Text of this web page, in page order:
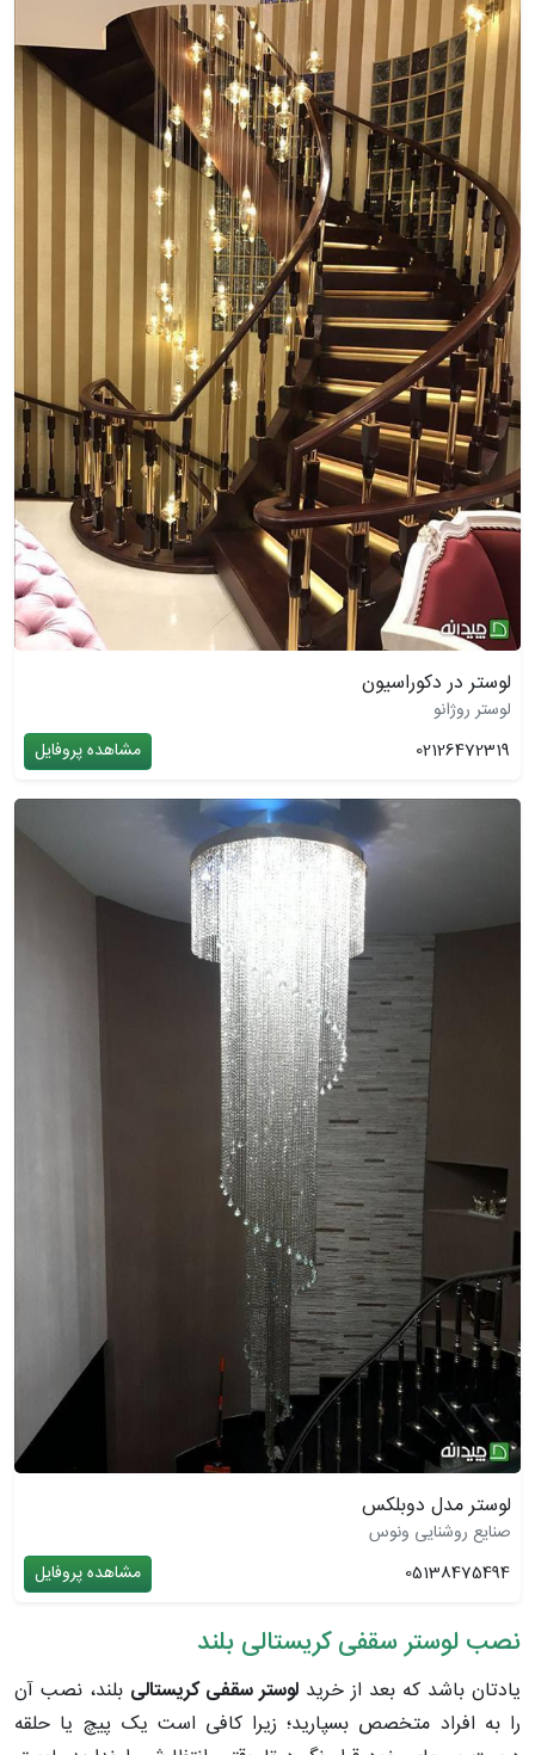
لوستر در دکوراسیون
لوستر روژانو
02126472319
مشاهده پروفایل
لوستر مدل دوبلکس
صنایع روشنایی ونوس
05138475494
مشاهده پروفایل
نصب لوستر سقفی کریستالی بلند
یادتان باشد که بعد از خرید لوستر سقفی کریستالی بلند، نصب آن
را به افراد متخصص بسپارید؛ زیرا کافی است یک پیچ یا حلقه